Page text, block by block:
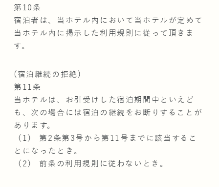
第10条
宿泊者は、当ホテル内において当ホテルが定めて
当ホテル内に掲示した利用規則に従って頂きま
す。
(宿泊継続の拒絶)
第11条
当ホテルは、お引受けした宿泊期間中といえど
も、次の場合には宿泊の継続をお断りすることが
あります。
（1） 第2条第3号から第11号までに該当するこ
とになったとき。
（2） 前条の利用規則に従わないとき。